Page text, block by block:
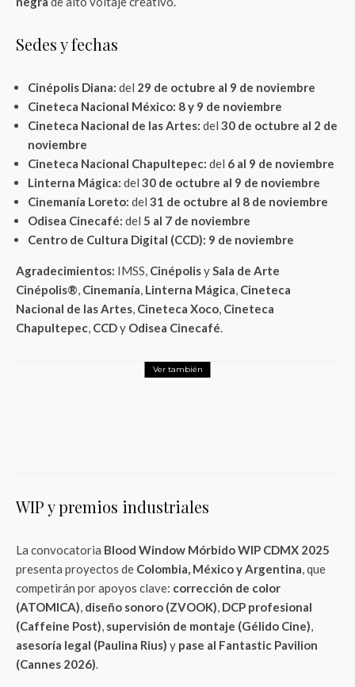
Sedes y fechas
Cinépolis Diana: del 29 de octubre al 9 de noviembre
Cineteca Nacional México: 8 y 9 de noviembre
Cineteca Nacional de las Artes: del 30 de octubre al 2 de
noviembre
Cineteca Nacional Chapultepec: del 6 al 9 de noviembre
Linterna Mágica: del 30 de octubre al 9 de noviembre
Cinemanía Loreto: del 31 de octubre al 8 de noviembre
Odisea Cinecafé: del 5 al 7 de noviembre
Centro de Cultura Digital (CCD): 9 de noviembre
Agradecimientos: IMSS, CinépolisySala de Arte
Cinépolis®, Cinemanía, Linterna Mágica, Cineteca
Nacional de las Artes, Cineteca Xoco, Cineteca
Chapultepec, CCDy Odisea Cinecafé.
Ver también
WIP y premios industriales
La convocatoria Blood Window Mórbido WIP CDMX 2025
presenta proyectos de Colombia, México y Argentina, que
competirán por apoyos clave: corrección de color
(ATOMICA), diseño sonoro (ZVOOK), DCP profesional
(Caffeine Post), supervisión de montaje (Gélido Cine),
asesoría legal (Paulina Rius) y pase al Fantastic Pavilion
(Cannes 2026).